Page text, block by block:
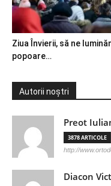
Ziua Învierii, să ne
popoare…
Autorii noștri
Preot
3878 ARTICOLE
http://
Diacon